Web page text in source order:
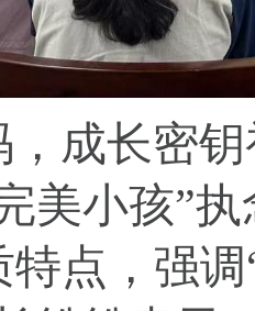
，成长密
美小孩”
特点，强